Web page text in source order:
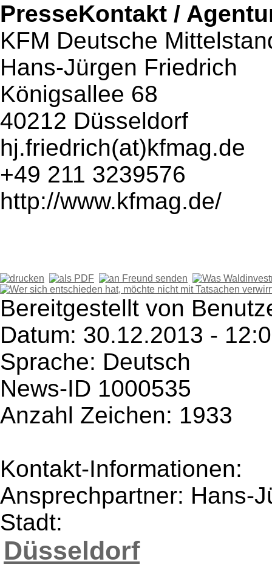
PresseKontakt /
KFM Deutsche
Hans-Jürgen Friedrich
Königsallee 68
40212 Düsseldorf
hj.friedrich(at)kfmag.de
+49 211 3239576
http://www.kfmag.de/
Bereitgestellt von
Datum: 30.12.2013 -
Sprache: Deutsch
News-ID 1000535
Anzahl Zeichen: 1933
Kontakt-Informationen:
Ansprechpartner: Hans-
Stadt:
Düsseldorf